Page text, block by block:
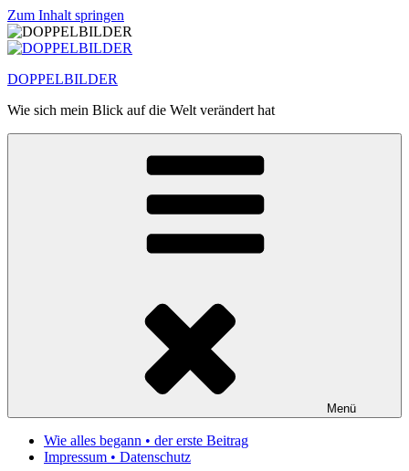
Zum Inhalt springen
DOPPELBILDER
Wie sich mein Blick auf die Welt verändert hat
Menü
Wie alles begann • der erste Beitrag
Impressum • Datenschutz